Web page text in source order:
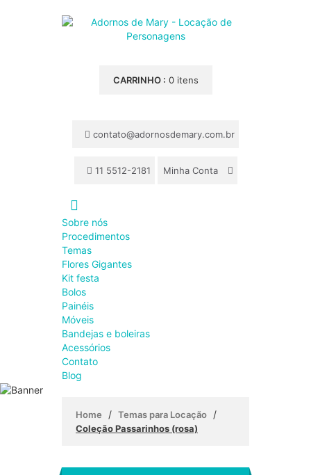
CARRINHO : 0 itens
contato@adornosdemary.com.br
11 5512-2181 Minha Conta
Sobre nós
Procedimentos
Temas
Flores Gigantes
Kit festa
Bolos
Painéis
Móveis
Bandejas e boleiras
Acessórios
Contato
Blog
Home / Temas para Locação /
Coleção Passarinhos (rosa)